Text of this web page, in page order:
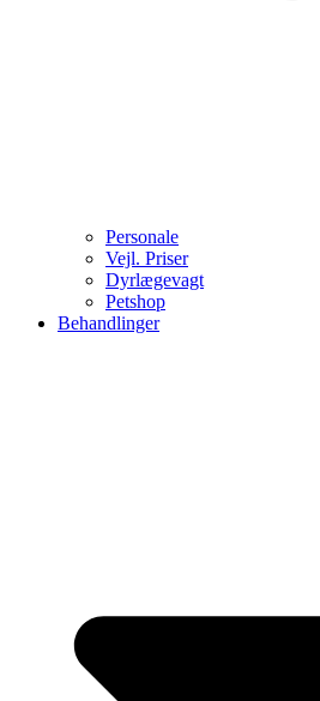
Personale
Vejl. Priser
Dyrlægevagt
Petshop
Behandlinger